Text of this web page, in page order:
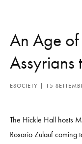
An Age of
Assyrians
ESOCIETY 15
The Hickle Hall hosts
Rosario Zulauf coming